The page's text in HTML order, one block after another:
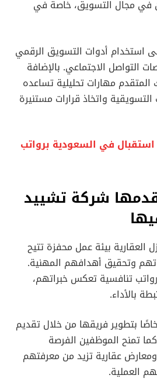
في مجال التسويق، خاصة في
استخدام أدوات التسويق الرقمي
التواصل الاجتماعي. بالإضافة
مهارات تحليلية تساعده
واتخاذ قرارات مستنيرة
في السعودية برواتب
شركة تشييد
العقارية بيئة عمل محفزة تتيح
وتحقيق أهدافهم المهنية.
تنافسية تعكس خبراتهم،
بالأداء.
بتطوير فريقها من خلال تقديم
تمنح الموظفين الفرصة
عقارية تزيد من معرفتهم
العملية.